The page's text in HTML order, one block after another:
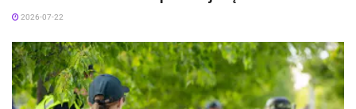
2026-07-22